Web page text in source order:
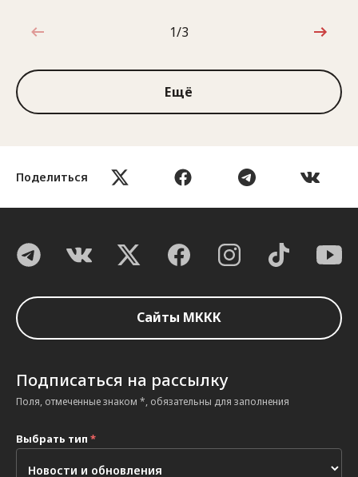
Поделиться
1 из 3
1/3
Ещё
Сайты МККК
Подписаться на рассылку
Поля, отмеченные знаком *, обязательны для заполнения
Выбрать тип *